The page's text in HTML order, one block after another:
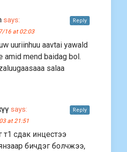
says:
16 at 02:03
uuriinhuu aavtai yawald
amid mend baidag bol.
salaa
Reply
says:
at 21:51
т1 сдак инцестээ
бичдэг болчжээ,
Reply